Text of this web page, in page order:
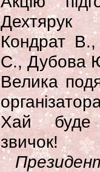
Кондрат
С., Дубова
Велика
Хай буде
звичок!